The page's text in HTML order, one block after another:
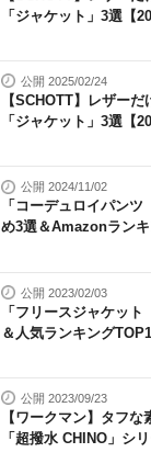
「ジャケット」3選【
公開 2025/02/24
【SCHOTT】レザー
「ジャケット」3選【
公開 2024/11/02
「コーデュロイパン
め3選＆Amazonラン
公開 2023/02/03
「フリースジャケッ
＆人気ランキング
公開 2023/09/23
【ワークマン】タフ
「超撥水 CHINO」シ